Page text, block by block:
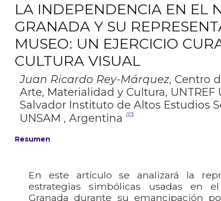
LA INDEPENDENCIA EN EL
GRANADA Y SU
MUSEO: UN EJERCICIO
CULTURA VISUAL
Juan Ricardo Rey-Márquez, Centro
Arte, Materialidad y Cultura,
Salvador Instituto de Altos Estudios
UNSAM , Argentina
Resumen
En este artículo se analizará la
estrategias simbólicas usadas en
Granada durante su emancipación